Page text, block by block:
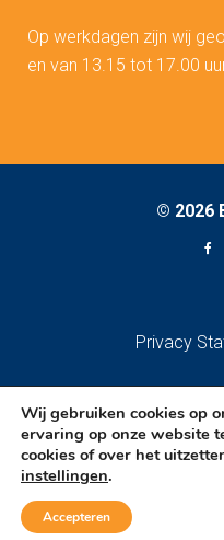
Op werkdagen zijn wij
en van 13.15 tot 17.00
© 2026
Privacy
Wij gebruiken cookies op
ervaring op onze website
cookies of over het
instellingen.
Accepteren